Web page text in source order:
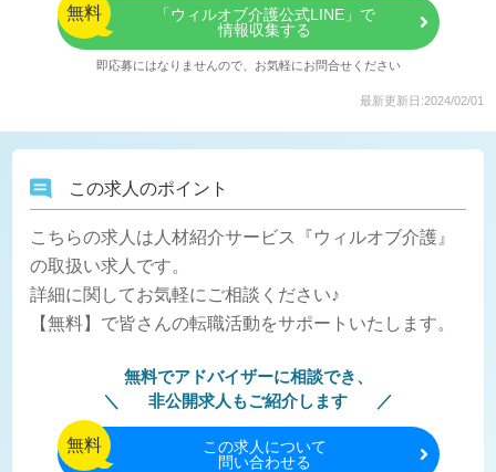
無料
「ウィルオブ介護公式LINE」で
情報収集する
即応募にはなりませんので、お気軽にお問合せください
最新更新日:2024/02/01
この求人のポイント
こちらの求人は人材紹介サービス『ウィルオブ介護』
の取扱い求人です。
詳細に関してお気軽にご相談ください♪
【無料】で皆さんの転職活動をサポートいたします。
無料でアドバイザーに相談でき、
非公開求人もご紹介します
無料 この求人について
問い合わせる